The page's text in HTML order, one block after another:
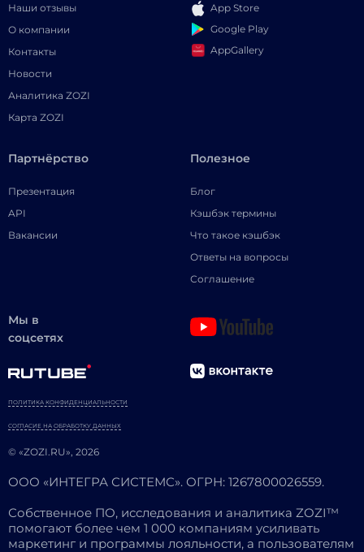
Наши отзывы
О компании
Контакты
Новости
Аналитика ZOZI
Карта ZOZI
App Store
Google Play
AppGallery
Партнёрство
Презентация
API
Вакансии
Полезное
Блог
Кэшбэк термины
Что такое кэшбэк
Ответы на вопросы
Соглашение
Мы в
соцсетях
© «ZOZI.RU», 2026
ПОЛИТИКА КОНФИДЕНЦИАЛЬНОСТИ
СОГЛАСИЕ НА ОБРАБОТКУ ДАННЫХ
ООО «ИНТЕГРА СИСТЕМС». ОГРН: 1267800026559.
Собственное ПО, исследования и аналитика ZOZI™
помогают более чем 1 000 компаниям усиливать
маркетинг и программы лояльности, а пользователям